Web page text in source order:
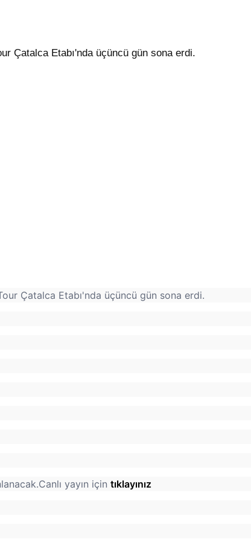
Çatalca Etabı'nda üçüncü gün sona erdi.
Çatalca Etabı'nda üçüncü gün sona erdi.
yayın için tıklayınız